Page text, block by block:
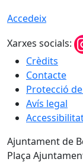
Accedeix
Xarxes socials:
Crèdits
Contacte
Protecció
Avís legal
Ajuntament de
Plaça